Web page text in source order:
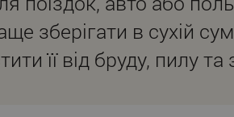
зберігати в сухій
її від бруду, пилу